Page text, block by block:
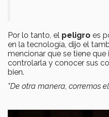
Por lo tanto, el peligro es
en la tecnología, dijo el
mencionar que se tiene que
controlarla y conocer sus
bien.
"De otra manera, corremos